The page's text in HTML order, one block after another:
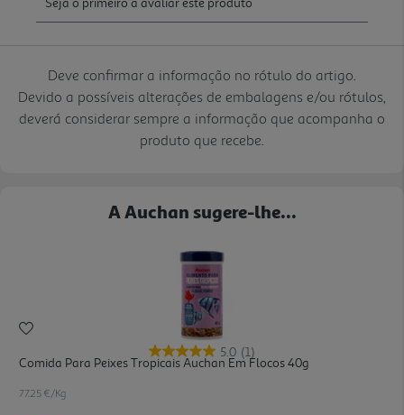
Deve confirmar a informação no rótulo do artigo.
Devido a possíveis alterações de embalagens e/ou rótulos,
deverá considerar sempre a informação que acompanha o
produto que recebe.
A Auchan sugere-lhe...
5.0 (1)
Comida Para Peixes Tropicais Auchan Em Flocos 40g
77.25 €/Kg